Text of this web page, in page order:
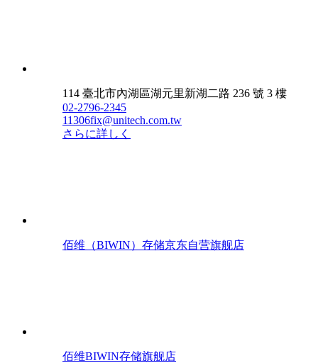
114 臺北市內湖區湖元里新湖二路 236 號 3 樓
02-2796-2345
11306fix@unitech.com.tw
さらに詳しく
佰维（BIWIN）存储京东自营旗舰店
佰维BIWIN存储旗舰店